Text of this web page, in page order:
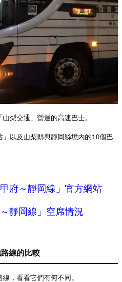
梨交通」營運的高速巴士。
以及山梨縣與靜岡縣境內的10個巴
府～靜岡線」官方網站
～靜岡線」空席情況
線的比較
，看看它們有何不同。